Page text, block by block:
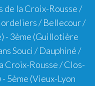
de la Croix-Rousse /
/ Bellecour /
- 3ème (Guillotière
Souci / Dauphiné /
Croix-Rousse / Clos-
- 5ème (Vieux-Lyon